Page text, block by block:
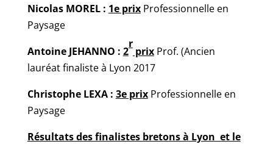
Nicolas MOREL : 1e prixProfessionnelle en
Paysage
Antoine JEHANNO : 2
r
prixProf. (Ancien
lauréat finaliste à Lyon 2017
Christophe LEXA : 3e prixProfessionnelle en
Paysage
Résultats des finalistes bretons à Lyon et le